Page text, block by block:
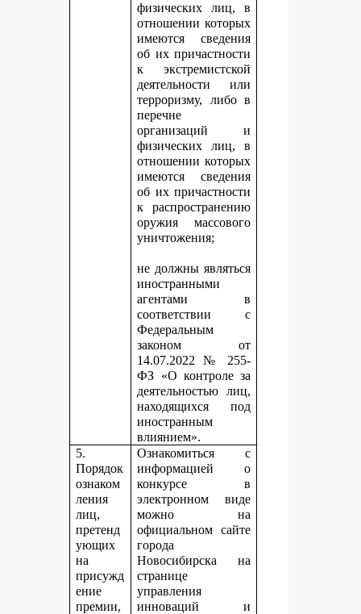
физических лиц, в
отношении которых
имеются сведения
об их причастности
к экстремистской
деятельности или
терроризму, либо в
перечне
организаций и
физических лиц, в
отношении которых
имеются сведения
об их причастности
к распространению
оружия массового
уничтожения;
не должны являться
иностранными
агентами в
соответствии с
Федеральным
законом от
14.07.2022 № 255-
ФЗ «О контроле за
деятельностью лиц,
находящихся под
иностранным
влиянием».
5.
Порядок
ознаком
ления
лиц,
претенд
ующих
на
присужд
ение
премии,
Ознакомиться с
информацией о
конкурсе в
электронном виде
можно на
официальном сайте
города
Новосибирска на
странице
управления
инноваций и